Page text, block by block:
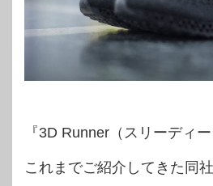
『3D Runner（スリーディ
これまでご紹介してきた同